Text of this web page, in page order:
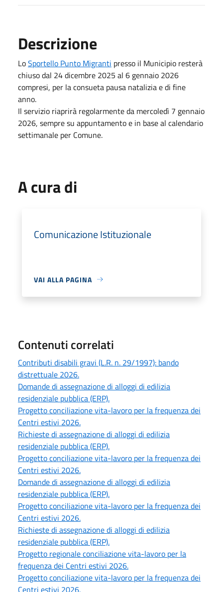
Descrizione
LoSportello Punto Migranti presso il Municipio resterà
chiuso dal 24 dicembre 2025 al 6 gennaio 2026
compresi, per la consueta pausa natalizia e di fine
anno.
Il servizio riaprirà regolarmente da mercoledì 7 gennaio
2026, sempre su appuntamento e in base al calendario
settimanale per Comune.
A cura di
Comunicazione Istituzionale
VAI ALLA PAGINA
Contenuti correlati
Contributi disabili gravi (L.R. n. 29/1997): bando
distrettuale 2026.
Domande di assegnazione di alloggi di edilizia
residenziale pubblica (ERP).
Progetto conciliazione vita-lavoro per la frequenza dei
Centri estivi 2026.
Richieste di assegnazione di alloggi di edilizia
residenziale pubblica (ERP).
Progetto conciliazione vita-lavoro per la frequenza dei
Centri estivi 2026.
Domande di assegnazione di alloggi di edilizia
residenziale pubblica (ERP).
Progetto conciliazione vita-lavoro per la frequenza dei
Centri estivi 2026.
Richieste di assegnazione di alloggi di edilizia
residenziale pubblica (ERP).
Progetto regionale conciliazione vita-lavoro per la
frequenza dei Centri estivi 2026.
Progetto conciliazione vita-lavoro per la frequenza dei
Centri estivi 2026.